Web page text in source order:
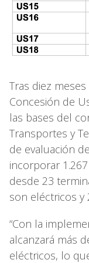
Tras diez
Concesión de
las bases del
Transportes y
de evaluación
incorporar
desde 23
son eléctricos y
“Con la
alcanzará más
eléctricos, lo